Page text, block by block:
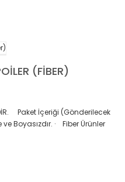
(FIBER)
Paket İçeriği (Gönderilecek
Boyasızdır. · Fiber Ürünler